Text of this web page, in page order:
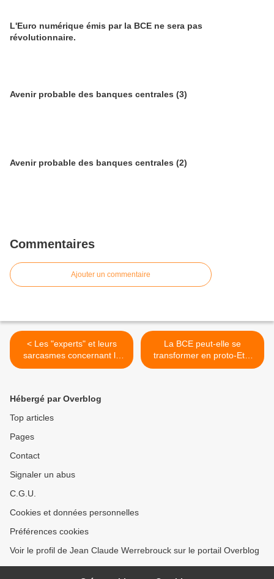
L'Euro numérique émis par la BCE ne sera pas
révolutionnaire.
Avenir probable des banques centrales (3)
Avenir probable des banques centrales (2)
Commentaires
Ajouter un commentaire
< Les "experts" et leurs
sarcasmes concernant la
politique économique
La BCE peut-elle se
transformer en proto-Etat
européen? >
Hébergé par Overblog
Top articles
Pages
Contact
Signaler un abus
C.G.U.
Cookies et données personnelles
Préférences cookies
Voir le profil de Jean Claude Werrebrouck sur le portail Overblog